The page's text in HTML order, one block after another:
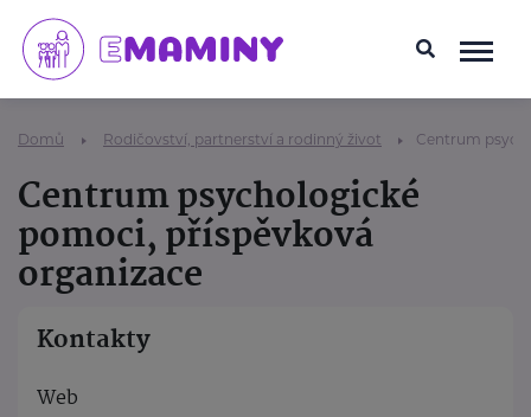
Domů Rodičovství, partnerství a rodinný život Centrum
Centrum psychologické
pomoci, příspěvková
organizace
Kontakty
Web